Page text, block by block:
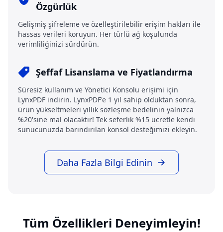
Özgürlük
Gelişmiş şifreleme ve özelleştirilebilir erişim hakları ile
hassas verileri koruyun. Her türlü ağ koşulunda
verimliliğinizi sürdürün.
Şeffaf Lisanslama ve Fiyatlandırma
Süresiz kullanım ve Yönetici Konsolu erişimi için
LynxPDF indirin. LynxPDF'e 1 yıl sahip olduktan sonra,
ürün yükseltmeleri yıllık sözleşme bedelinin yalnızca
%20'sine mal olacaktır! Tek seferlik %15 ücretle kendi
sunucunuzda barındırılan konsol desteğimizi ekleyin.
Daha Fazla Bilgi Edinin
Tüm Özellikleri Deneyimleyin!